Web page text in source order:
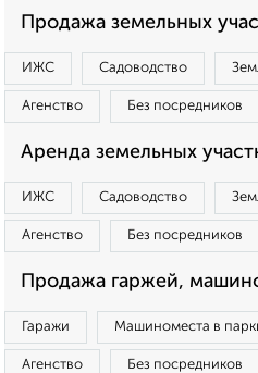
Продажа земельных
ИЖС Садоводство
Агенство Без посредников
Аренда земельных
ИЖС Садоводство
Агенство Без посредников
Продажа гаржей,
Гаражи Машиноместа в
Агенство Без посредников